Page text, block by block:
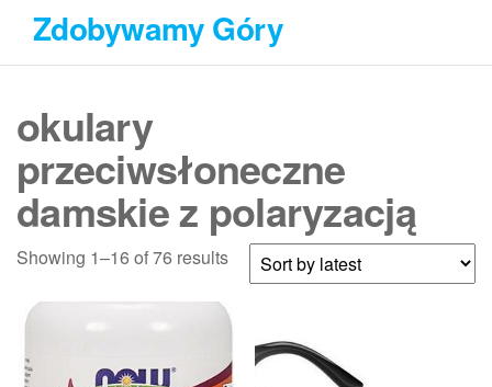
Przejdź
treści
Zdobywamy Góry
okulary
przeciwsłoneczne
damskie z polaryzacją
Showing 1–16 of 76 results